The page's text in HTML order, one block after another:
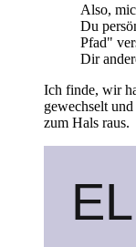
Also,
Du
Pfad"
Dir
Ich finde, wir
gewechselt
zum Hals raus.